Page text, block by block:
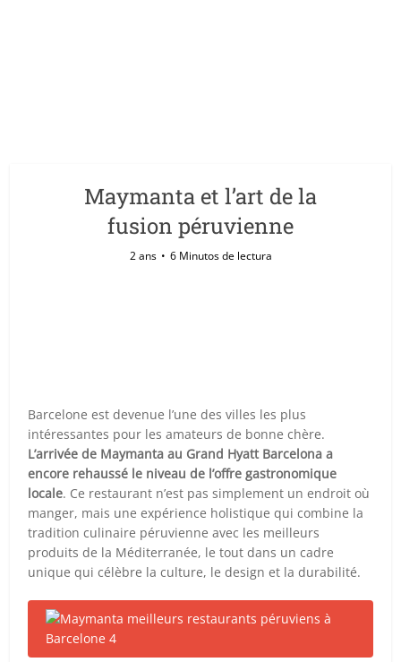
Maymanta et l’art de la
fusion péruvienne
2 ans 6 Minutos de lectura
Barcelone est devenue l’une des villes les plus
intéressantes pour les amateurs de bonne chère.
L’arrivée de Maymanta au Grand Hyatt Barcelona a
encore rehaussé le niveau de l’offre gastronomique
locale. Ce restaurant n’est pas simplement un endroit où
manger, mais une expérience holistique qui combine la
tradition culinaire péruvienne avec les meilleurs
produits de la Méditerranée, le tout dans un cadre
unique qui célèbre la culture, le design et la durabilité.